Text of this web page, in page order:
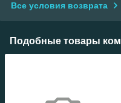
Все условия возврата
Подобные товары